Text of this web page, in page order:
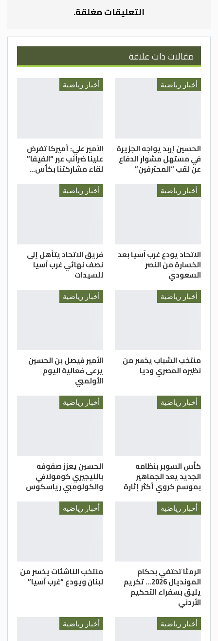
والكويت سادسا بـ5 نقاط.
بترا
التعليقات مغلقة.
مقالات ذات علاقة
أخبار رياضية
الحسين إربد يواجه الجزيرة
في مستهل مشوار الدفاع
عن لقب “المحترفين”
أخبار رياضية
الأمير علي: أميركا تفرض
علينا ضرائب عبر “الفيفا”
لقاء مشاركتنا بكأس…
أخبار رياضية
الاتحاد يودع غرب آسيا بعد
الخسارة من النصر
السعودي
أخبار رياضية
فريق الاتحاد يتأهل إلى
نصف نهائي غرب آسيا
للسيدات
أخبار رياضية
منتخب الشباب يخسر من
نظيره المصري وديا
أخبار رياضية
الأمير فيصل بن الحسين
يرعى فعالية اليوم
الأولمبي
أخبار رياضية
كأس السوبر بنظامه
الجديد يعد الجماهير
بموسم كروي أكثر إثارة
أخبار رياضية
الحسين يعزز صفوفه
بالنيجيري كومولافي
والكولومبي رياسكوس
أخبار رياضية
الرمثا تحتفي بحكام
المونديال 2026… تكريم
يليق بسفراء التحكيم
الأردني
أخبار رياضية
منتخب الناشئات يخسر من
لبنان ويودع “غرب آسيا”
أخبار رياضية أخبار رياضية